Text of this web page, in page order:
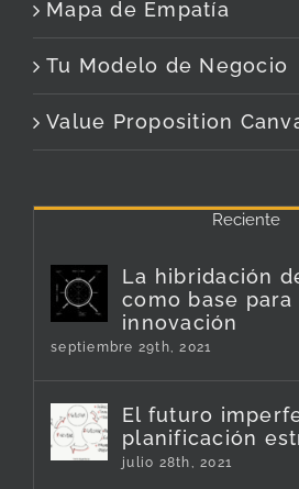
Mapa de Empatía
Tu Modelo de Negocio
Value Proposition
Reciente
La hibridación
como base para
innovación
septiembre 29th, 2021
El futuro
planificación
julio 28th, 2021